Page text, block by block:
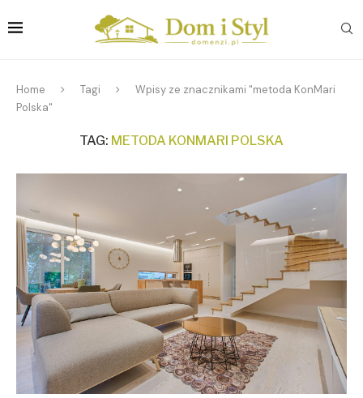
Home Tagi
Wpisy ze znacznikami "metoda KonMari
Polska"
TAG: METODA KONMARI POLSKA